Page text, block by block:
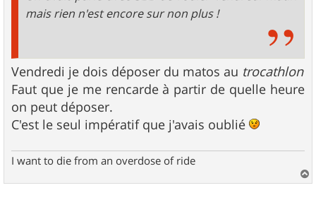
mais rien n'est encore sur non plus !
Vendredi je dois déposer du matos au trocathlon
Faut que je me rencarde à partir de quelle heure
on peut déposer.
C'est le seul impératif que j'avais oublié
I want to die from an overdose of ride
a